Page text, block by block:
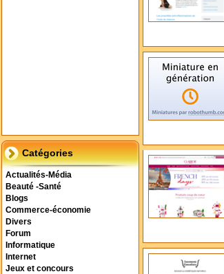
Catégories
Actualités-Média
Beauté -Santé
Blogs
Commerce-économie
Divers
Forum
Informatique
Internet
Jeux et concours